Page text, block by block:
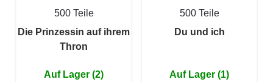
500 Teile
Die Prinzessin auf ihrem
Thron
Auf Lager (2)
500 Teile
Du und ich
Auf Lager (1)